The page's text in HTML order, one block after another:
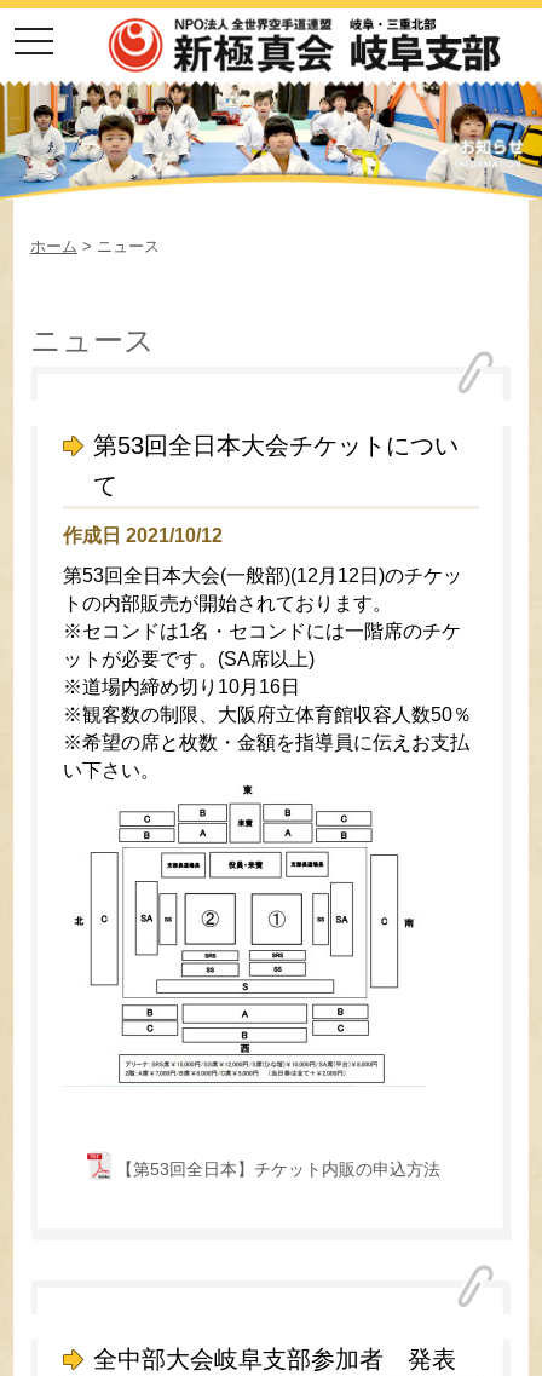
toggle
navigation
ホーム > ニュース
ニュース
第53回全日本大会チケットについ
て
作成日 2021/10/12
第53回全日本大会(一般部)(12月12日)のチケッ
トの内部販売が開始されております。
※セコンドは1名・セコンドには一階席のチケ
ットが必要です。(SA席以上)
※道場内締め切り10月16日
※観客数の制限、大阪府立体育館収容人数50％
※希望の席と枚数・金額を指導員に伝えお支払
い下さい。
【第53回全日本】チケット内販の申込方法
全中部大会岐阜支部参加者 発表